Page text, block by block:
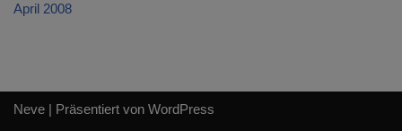
April 2008
Neve | Präsentiert von WordPress